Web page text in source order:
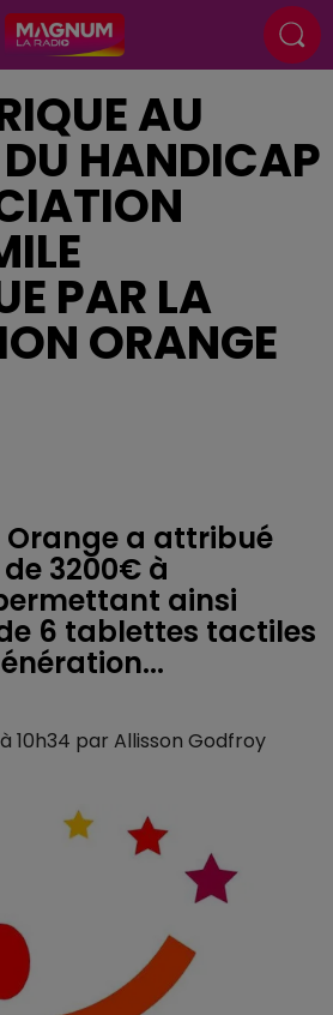
AU
HANDICAP
PAR LA
ORANGE
Orange a attribué
3200€ à
ainsi
6 tablettes tactiles
10h34 par Allisson Godfroy